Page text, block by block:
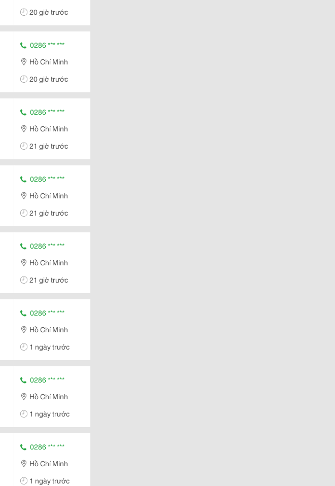
20 giờ trước
0286 *** ***
Hồ Chí Minh
20 giờ trước
0286 *** ***
Hồ Chí Minh
21 giờ trước
0286 *** ***
Hồ Chí Minh
21 giờ trước
0286 *** ***
Hồ Chí Minh
21 giờ trước
0286 *** ***
Hồ Chí Minh
1 ngày trước
0286 *** ***
Hồ Chí Minh
1 ngày trước
0286 *** ***
Hồ Chí Minh
1 ngày trước